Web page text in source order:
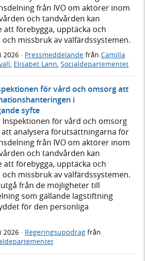
från IVO om aktörer inom
och tandvården kan
att förebygga, upptäcka och
missbruk av välfärdssystemen.
2026 · Pressmeddelande från Camilla
Elisabet Lann Socialdepartementet
för vård och omsorg att
i
syfte
Inspektionen för vård och omsorg
att analysera förutsättningarna för
från IVO om aktörer inom
och tandvården kan
att förebygga, upptäcka och
missbruk av välfärdssystemen.
från de möjligheter till
som gällande lagstiftning
för den personliga
2026 · Regeringsuppdrag från